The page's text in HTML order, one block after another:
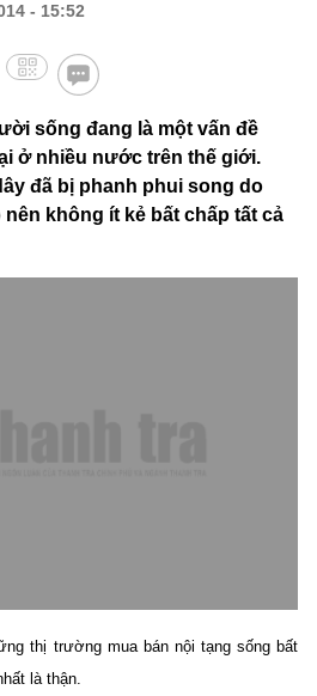
- 15:52
sống đang là một vấn đề
ở nhiều nước trên thế giới.
đã bị phanh phui song do
không ít kẻ bất chấp tất cả
thị trường mua bán nội tạng sống bất
là thận.